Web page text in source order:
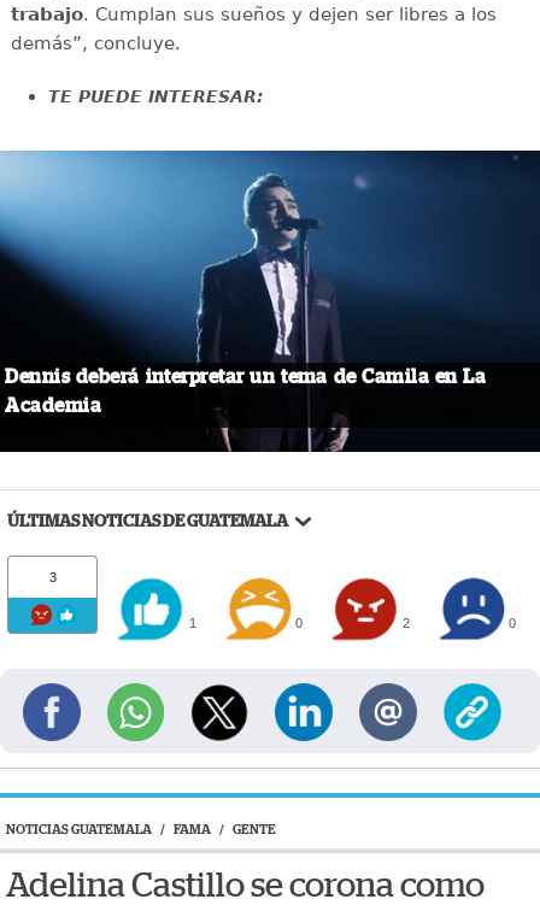
trabajo. Cumplan sus sueños y dejen ser libres a los
demás”, concluye.
TE PUEDE INTERESAR:
Dennis deberá interpretar un tema de Camila en La
Academia
ÚLTIMAS NOTICIAS DE GUATEMALA
3
1 0 2 0
NOTICIAS GUATEMALA / FAMA / GENTE
Adelina Castillo se corona como